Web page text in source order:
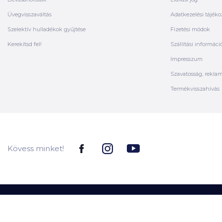
Üvegvisszaváltás
Szelektív hulladékok gyűjtése
Kerekítsd fel!
Adatkezelési
Fizetési módok
Szállítási
Impresszum
Szavatosság,
Termékvisszahívás
Kövess minket!